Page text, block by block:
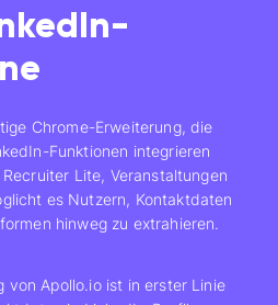
Chrome-Erweiterung, die
Funktionen integrieren
Lite, Veranstaltungen
es Nutzern, Kontaktdaten
hinweg zu extrahieren.
von Apollo.io ist in erster Linie